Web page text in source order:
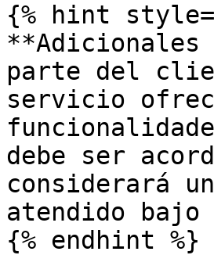
{% hint
**Adicionales
parte del
servicio
debe ser
considerará
atendido bajo
{% endhint %}